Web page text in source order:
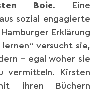
Boie. Eine
sozial engagierte
Erklärung
lernen“ versucht sie,
– egal woher sie
vermitteln. Kirsten
ihren Büchern